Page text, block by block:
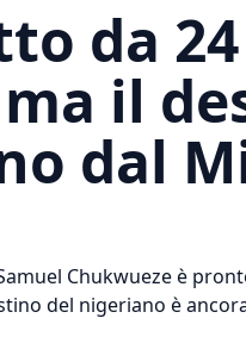
da
il
dal
Chukwueze è
del nigeriano è